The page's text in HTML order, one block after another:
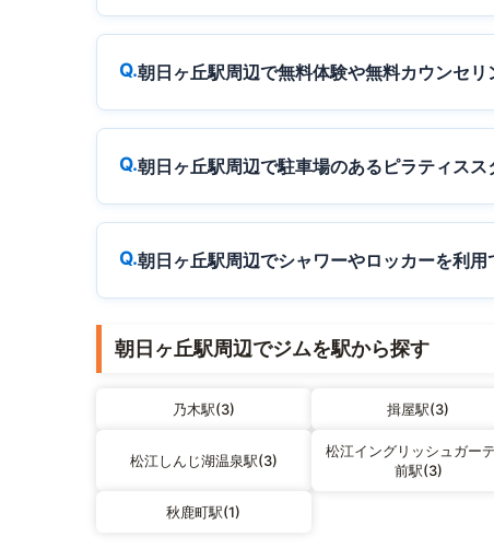
朝日ヶ丘駅周辺で無料体験や無料カウンセ
朝日ヶ丘駅周辺で駐車場のあるピラティスス
朝日ヶ丘駅周辺でシャワーやロッカーを利
朝日ヶ丘駅周辺でジムを駅から探す
乃木駅(3) 揖屋駅(3)
松江しんじ湖温泉駅(3)
松江イングリッシュガー
前駅(3)
秋鹿町駅(1)